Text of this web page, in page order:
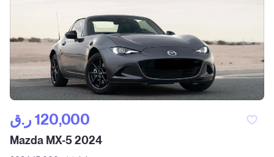
ر.ق‎ 120,000
Mazda MX-5 2024